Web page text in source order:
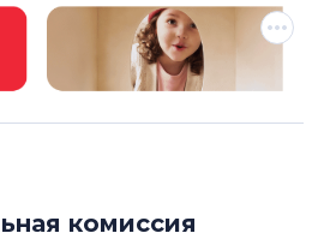
комиссия